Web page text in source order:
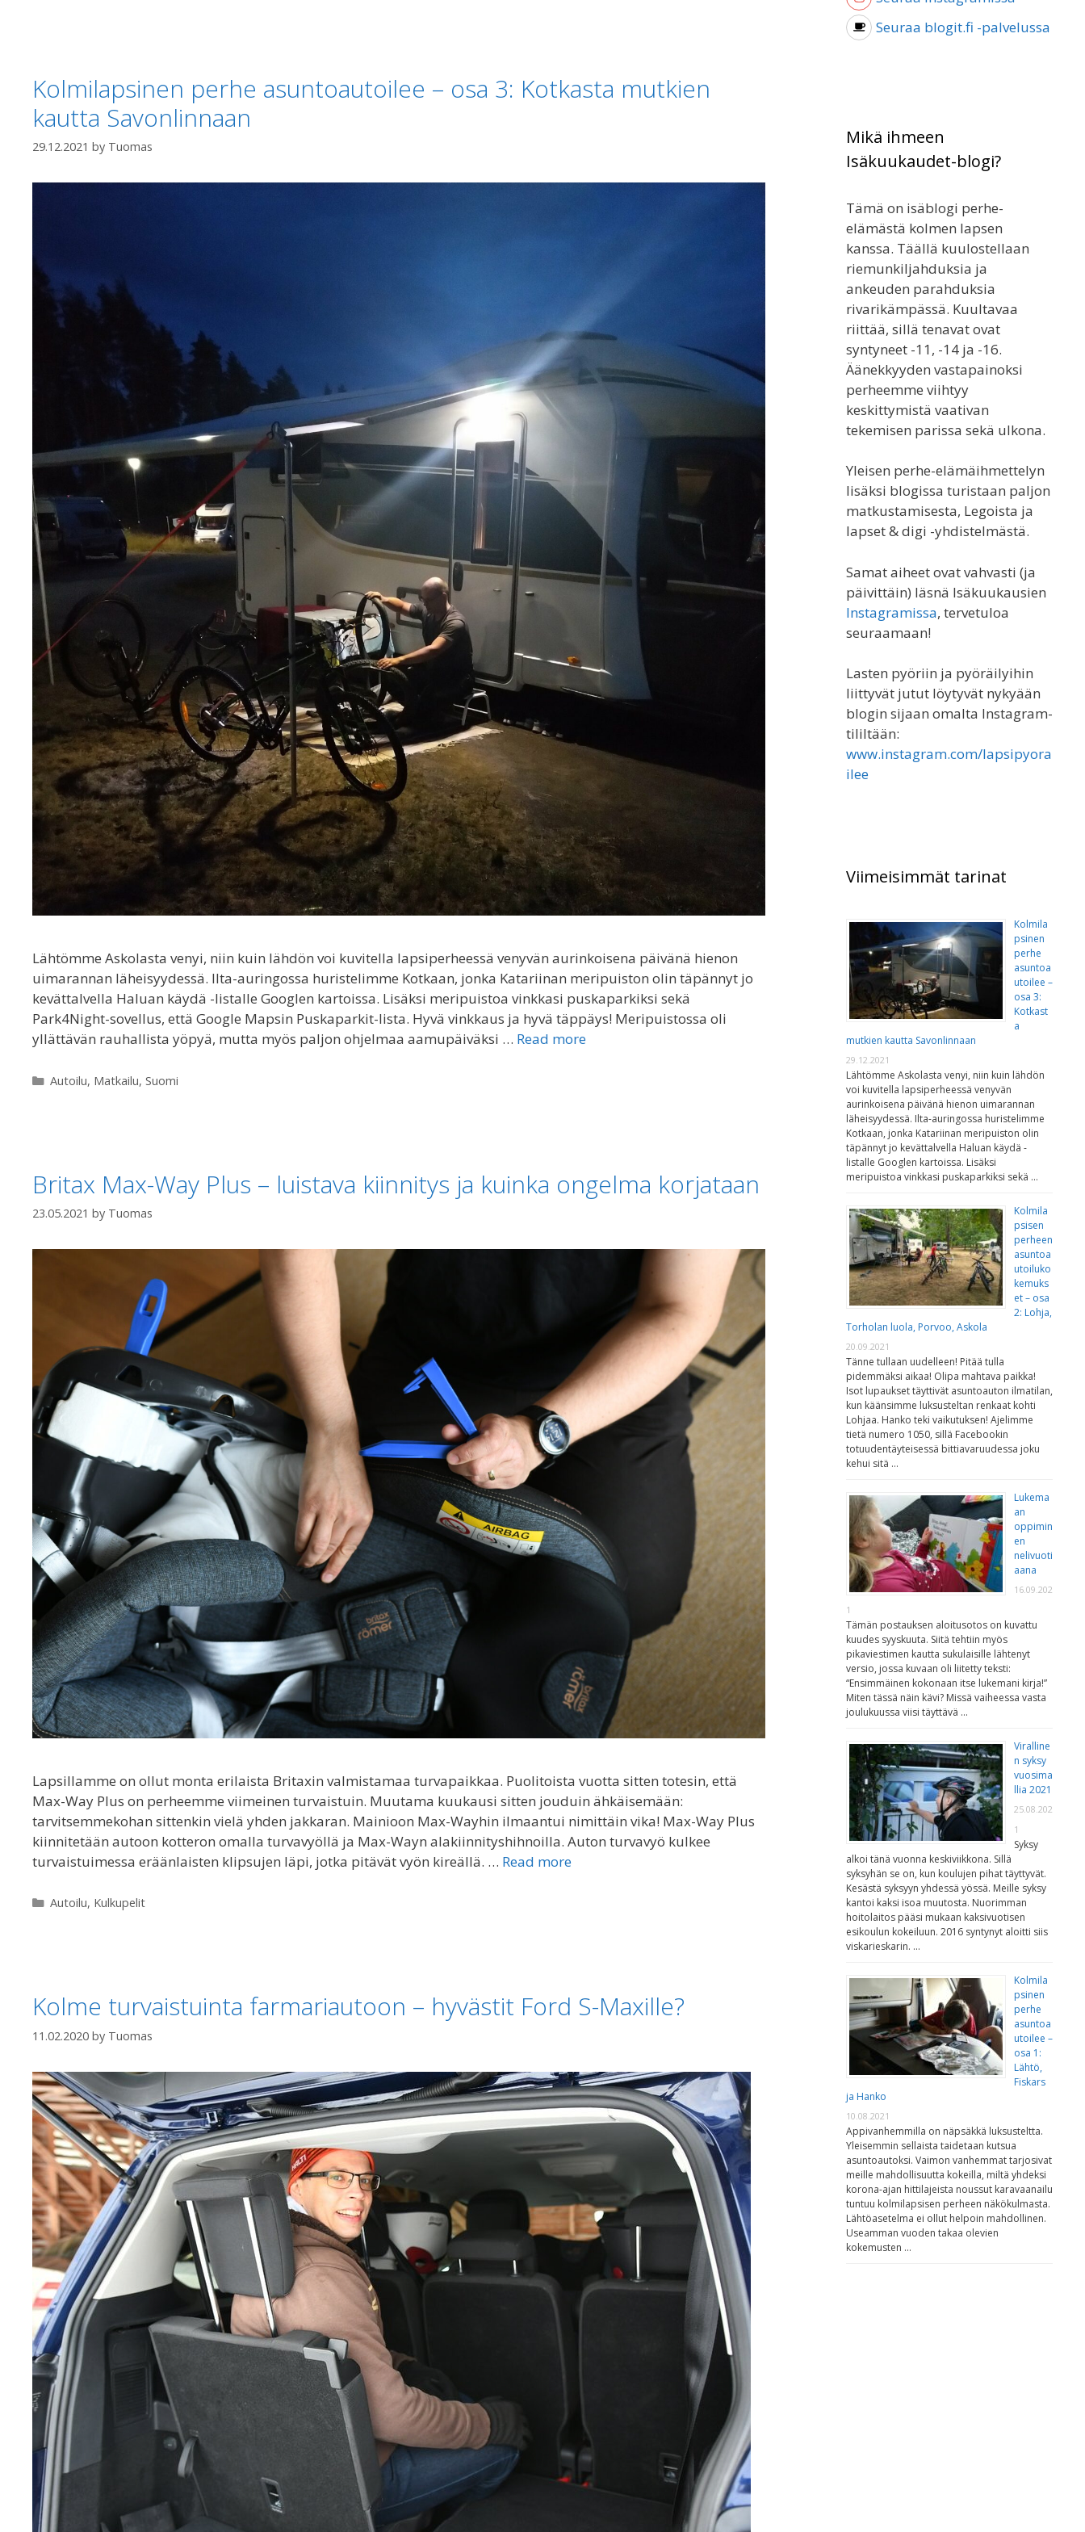
Kolmilapsinen perhe asuntoautoilee – osa 3: Kotkasta mutkien
kautta Savonlinnaan
29.12.2021 by Tuomas
Lähtömme Askolasta venyi, niin kuin lähdön voi kuvitella lapsiperheessä venyvän aurinkoisena päivänä hienon
uimarannan läheisyydessä. Ilta-auringossa huristelimme Kotkaan, jonka Katariinan meripuiston olin täpännyt jo
kevättalvella Haluan käydä -listalle Googlen kartoissa. Lisäksi meripuistoa vinkkasi puskaparkiksi sekä
Park4Night-sovellus, että Google Mapsin Puskaparkit-lista. Hyvä vinkkaus ja hyvä täppäys! Meripuistossa oli
yllättävän rauhallista yöpyä, mutta myös paljon ohjelmaa aamupäiväksi … Read more
Categories
Autoilu, Matkailu, Suomi
Britax Max-Way Plus – luistava kiinnitys ja kuinka ongelma korjataan
23.05.2021 by Tuomas
Lapsillamme on ollut monta erilaista Britaxin valmistamaa turvapaikkaa. Puolitoista vuotta sitten totesin, että
Max-Way Plus on perheemme viimeinen turvaistuin. Muutama kuukausi sitten jouduin ähkäisemään:
tarvitsemmekohan sittenkin vielä yhden jakkaran. Mainioon Max-Wayhin ilmaantui nimittäin vika! Max-Way Plus
kiinnitetään autoon kotteron omalla turvavyöllä ja Max-Wayn alakiinnityshihnoilla. Auton turvavyö kulkee
turvaistuimessa eräänlaisten klipsujen läpi, jotka pitävät vyön kireällä. … Read more
Categories
Autoilu, Kulkupelit
Kolme turvaistuinta farmariautoon – hyvästit Ford S-Maxille?
11.02.2020 by Tuomas
Seuraa blogit.fi -palvelussa
Mikä ihmeen
Isäkuukaudet-blogi?
Tämä on isäblogi perhe-
elämästä kolmen lapsen
kanssa. Täällä kuulostellaan
riemunkiljahduksia ja
ankeuden parahduksia
rivarikämpässä. Kuultavaa
riittää, sillä tenavat ovat
syntyneet -11, -14 ja -16.
Äänekkyyden vastapainoksi
perheemme viihtyy
keskittymistä vaativan
tekemisen parissa sekä ulkona.
Yleisen perhe-elämäihmettelyn
lisäksi blogissa turistaan paljon
matkustamisesta, Legoista ja
lapset & digi -yhdistelmästä.
Samat aiheet ovat vahvasti (ja
päivittäin) läsnä Isäkuukausien
Instagramissa, tervetuloa
seuraamaan!
Lasten pyöriin ja pyöräilyihin
liittyvät jutut löytyvät nykyään
blogin sijaan omalta Instagram-
tililtään:
www.instagram.com/lapsipyora
ilee
Viimeisimmät tarinat
Kolmila
psinen
perhe
asuntoa
utoilee –
osa 3:
Kotkast
a
mutkien kautta Savonlinnaan
29.12.2021
Lähtömme Askolasta venyi, niin kuin lähdön
voi kuvitella lapsiperheessä venyvän
aurinkoisena päivänä hienon uimarannan
läheisyydessä. Ilta-auringossa huristelimme
Kotkaan, jonka Katariinan meripuiston olin
täpännyt jo kevättalvella Haluan käydä -
listalle Googlen kartoissa. Lisäksi
meripuistoa vinkkasi puskaparkiksi sekä …
Kolmila
psisen
perheen
asuntoa
utoiluko
kemuks
et – osa
2: Lohja,
Torholan luola, Porvoo, Askola
20.09.2021
Tänne tullaan uudelleen! Pitää tulla
pidemmäksi aikaa! Olipa mahtava paikka!
Isot lupaukset täyttivät asuntoauton ilmatilan,
kun käänsimme luksusteltan renkaat kohti
Lohjaa. Hanko teki vaikutuksen! Ajelimme
tietä numero 1050, sillä Facebookin
totuudentäyteisessä bittiavaruudessa joku
kehui sitä …
Lukema
an
oppimin
en
nelivuoti
aana
16.09.202
1
Tämän postauksen aloitusotos on kuvattu
kuudes syyskuuta. Siitä tehtiin myös
pikaviestimen kautta sukulaisille lähtenyt
versio, jossa kuvaan oli liitetty teksti:
“Ensimmäinen kokonaan itse lukemani kirja!”
Miten tässä näin kävi? Missä vaiheessa vasta
joulukuussa viisi täyttävä …
Viralline
n syksy
vuosima
llia 2021
25.08.202
1
Syksy
alkoi tänä vuonna keskiviikkona. Sillä
syksyhän se on, kun koulujen pihat täyttyvät.
Kesästä syksyyn yhdessä yössä. Meille syksy
kantoi kaksi isoa muutosta. Nuorimman
hoitolaitos pääsi mukaan kaksivuotisen
esikoulun kokeiluun. 2016 syntynyt aloitti siis
viskarieskarin. …
Kolmila
psinen
perhe
asuntoa
utoilee –
osa 1:
Lähtö,
Fiskars
ja Hanko
10.08.2021
Appivanhemmilla on näpsäkkä luksusteltta.
Yleisemmin sellaista taidetaan kutsua
asuntoautoksi. Vaimon vanhemmat tarjosivat
meille mahdollisuutta kokeilla, miltä yhdeksi
korona-ajan hittilajeista noussut karavaanailu
tuntuu kolmilapsisen perheen näkökulmasta.
Lähtöasetelma ei ollut helpoin mahdollinen.
Useamman vuoden takaa olevien
kokemusten …